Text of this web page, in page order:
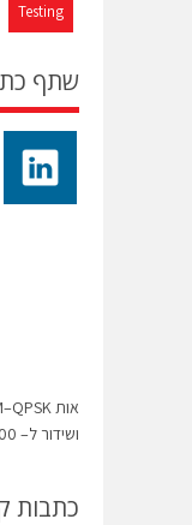
Testing
שתף
ושידור ל– 2,500 ק”מ
כתבות